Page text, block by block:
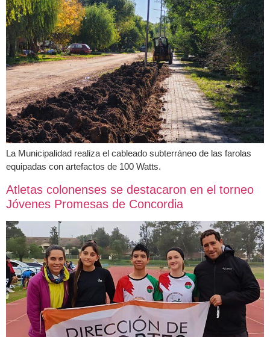
La Municipalidad realiza el cableado subterráneo de las farolas
equipadas con artefactos de 100 Watts.
Atletas colonenses se destacaron en el torneo
Jóvenes Promesas de Concordia